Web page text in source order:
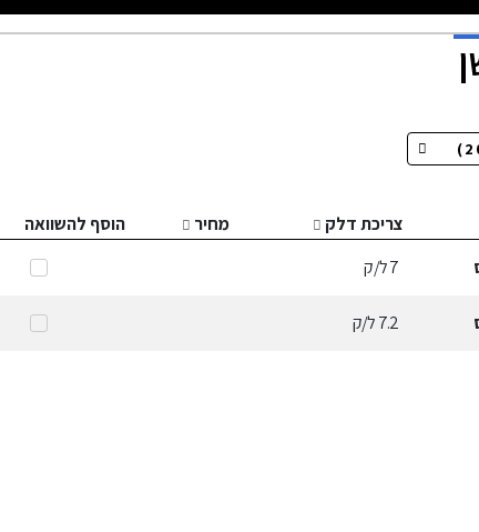
צריכת דלק מחיר
הוסף להשוואה
7ל/ק
7.2ל/ק